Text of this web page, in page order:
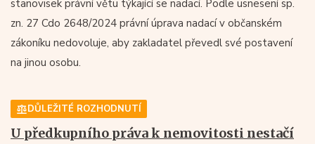
stanovisek právní větu týkající se nadací. Podle usnesení sp.
zn. 27 Cdo 2648/2024 právní úprava nadací v občanském
zákoníku nedovoluje, aby zakladatel převedl své postavení
na jinou osobu.
DŮLEŽITÉ ROZHODNUTÍ
U předkupního práva k nemovitosti nestačí